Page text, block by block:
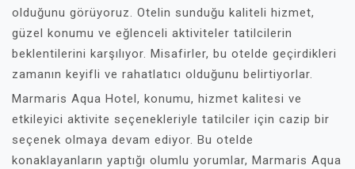
olduğunu görüyoruz. Otelin sunduğu kaliteli hizmet,
güzel konumu ve eğlenceli aktiviteler tatilcilerin
beklentilerini karşılıyor. Misafirler, bu otelde geçirdikleri
zamanın keyifli ve rahatlatıcı olduğunu belirtiyorlar.
Marmaris Aqua Hotel, konumu, hizmet kalitesi ve
etkileyici aktivite seçenekleriyle tatilciler için cazip bir
seçenek olmaya devam ediyor. Bu otelde
konaklayanların yaptığı olumlu yorumlar, Marmaris Aqua